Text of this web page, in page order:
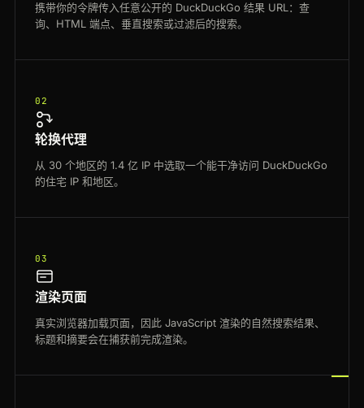
携带你的令牌传入任意公开的 DuckDuckGo 结果 URL：查
询、HTML 端点、垂直搜索或过滤后的搜索。
02
轮换代理
从 30 个地区的 1.4 亿 IP 中选取一个能干净访问 DuckDuckGo
的住宅 IP 和地区。
03
渲染页面
真实浏览器加载页面，因此 JavaScript 渲染的自然搜索结果、
标题和摘要会在捕获前完成渲染。